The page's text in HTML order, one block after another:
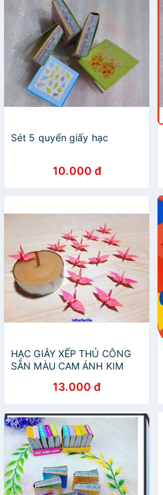
Sét 5 quyển giấy hạc
10.000 đ
HẠC GIÂY XẾP THỦ CÔNG
SẴN MÀU CAM ÁNH KIM
13.000 đ